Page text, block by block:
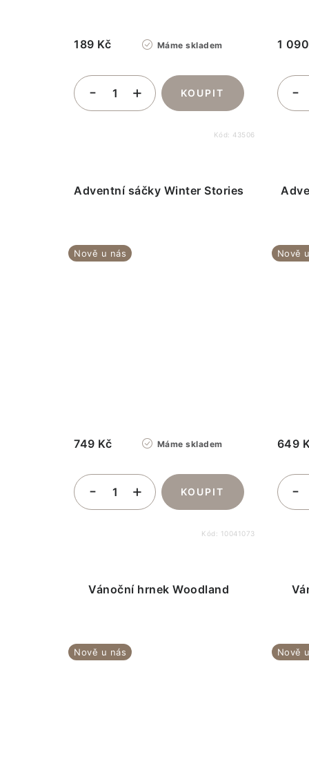
Máme skladem
189 Kč
Kód: 43506
1
Adventní sáčky Winter Stories
Nově u nás
Máme skladem
749 Kč
Kód: 10041073
Nově
649
Vánoční hrnek Woodland
Nově u nás Nově